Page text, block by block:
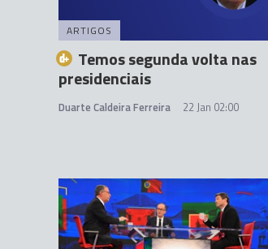
ARTIGOS
Temos segunda volta nas
presidenciais
Duarte Caldeira Ferreira 22 Jan 02:00